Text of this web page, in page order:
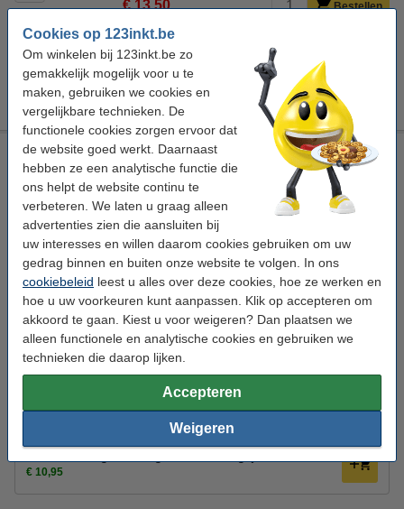
Cookies op 123inkt.be
Om winkelen bij 123inkt.be zo
gemakkelijk mogelijk voor u te
maken, gebruiken we cookies en
vergelijkbare technieken. De
functionele cookies zorgen ervoor dat
de website goed werkt. Daarnaast
hebben ze een analytische functie die
ons helpt de website continu te
verbeteren. We laten u graag alleen
advertenties zien die aansluiten bij
uw interesses en willen daarom cookies gebruiken om uw
gedrag binnen en buiten onze website te volgen. In ons
cookiebeleid leest u alles over deze cookies, hoe ze werken en
hoe u uw voorkeuren kunt aanpassen. Klik op accepteren om
akkoord te gaan. Kiest u voor weigeren? Dan plaatsen we
alleen functionele en analytische cookies en gebruiken we
technieken die daarop lijken.
Accepteren
Weigeren
€ 13,50 Bestellen
Tip: valsgelddetectorpen meebestellen
123inkt valsgeldpen
€ 2,95
Maul stalen geldkist zwart (25 x 19 x 9 cm)
2
Maul staal
Bekijk de specificaties en omschrijving
€ 16,95
Bespaar ruim 20% met ons huismerk
123inkt stalen geldkist zwart (25 x 19,1 x 9 cm)
Tip: valsgelddetector meebestellen
€ 10,95